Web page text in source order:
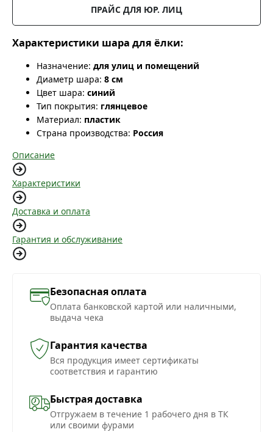
ПРАЙС ДЛЯ ЮР. ЛИЦ
Характеристики шара для ёлки:
Назначение: для улиц и помещений
Диаметр шара: 8 см
Цвет шара: синий
Тип покрытия: глянцевое
Материал: пластик
Страна производства: Россия
Описание
Характеристики
Доставка и оплата
Гарантия и обслуживание
Безопасная оплата
Оплата банковской картой или наличными,
выдача чека
Гарантия качества
Вся продукция имеет сертификаты
соответствия и гарантию
Быстрая доставка
Отгружаем в течение 1 рабочего дня в ТК
или своими фурами